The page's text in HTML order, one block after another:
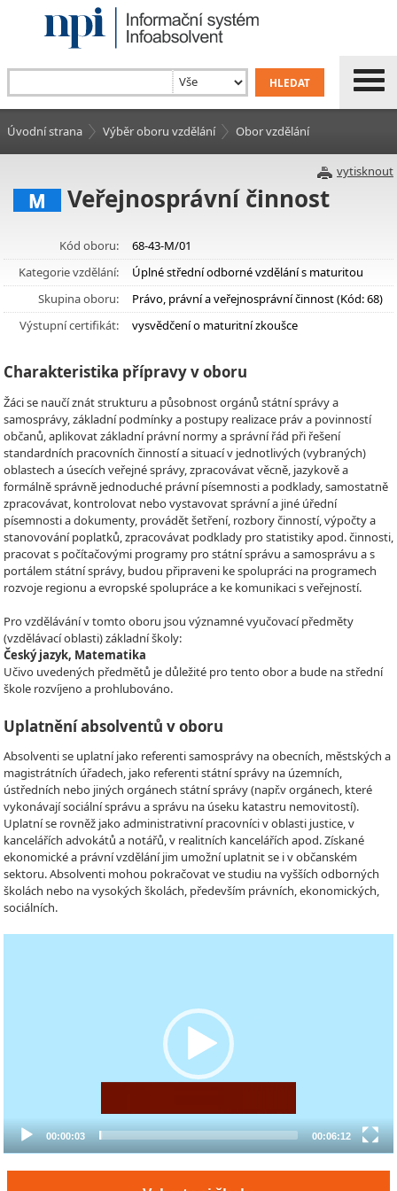
Úvodní strana Výběr oboru vzdělání Obor vzdělání
vytisknout
M Veřejnosprávní činnost
Kód oboru:
68-43-M/01
Kategorie vzdělání:
Úplné střední odborné vzdělání s maturitou
Skupina oboru:
Právo, právní a veřejnosprávní činnost (Kód: 68)
Výstupní certifikát:
vysvědčení o maturitní zkoušce
Charakteristika přípravy v oboru
Žáci se naučí znát strukturu a působnost orgánů státní správy a
samosprávy, základní podmínky a postupy realizace práv a povinností
občanů, aplikovat základní právní normy a správní řád při řešení
standardních pracovních činností a situací v jednotlivých (vybraných)
oblastech a úsecích veřejné správy, zpracovávat věcně, jazykově a
formálně správně jednoduché právní písemnosti a podklady, samostatně
zpracovávat, kontrolovat nebo vystavovat správní a jiné úřední
písemnosti a dokumenty, provádět šetření, rozbory činností, výpočty a
stanovování poplatků, zpracovávat podklady pro statistiky apod. činnosti,
pracovat s počítačovými programy pro státní správu a samosprávu a s
portálem státní správy, budou připraveni ke spolupráci na programech
rozvoje regionu a evropské spolupráce a ke komunikaci s veřejností.
Pro vzdělávání v tomto oboru jsou významné vyučovací předměty
(vzdělávací oblasti) základní školy:
Český jazyk, Matematika
Učivo uvedených předmětů je důležité pro tento obor a bude na střední
škole rozvíjeno a prohlubováno.
Uplatnění absolventů v oboru
Absolventi se uplatní jako referenti samosprávy na obecních, městských a
magistrátních úřadech, jako referenti státní správy na územních,
ústředních nebo jiných orgánech státní správy (např.v orgánech, které
vykonávají sociální správu a správu na úseku katastru nemovitostí).
Uplatní se rovněž jako administrativní pracovníci v oblasti justice, v
kancelářích advokátů a notářů, v realitních kancelářích apod. Získané
ekonomické a právní vzdělání jim umožní uplatnit se i v občanském
sektoru. Absolventi mohou pokračovat ve studiu na vyšších odborných
školách nebo na vysokých školách, především právních, ekonomických,
sociálních.
00:00:03 00:06:12